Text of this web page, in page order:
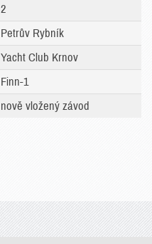
2
Petrův Rybník
Yacht Club Krnov
Finn-1
nově vložený závod